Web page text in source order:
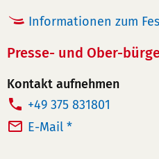
Informationen zum
Presse- und Ober-
Kontakt aufnehmen
T
e
+49 375 831801
E-Mail *